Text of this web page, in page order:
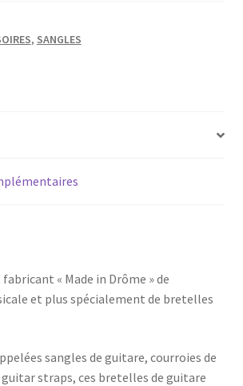
, SANGLES
« Made in Drôme » de
et plus spécialement de bretelles
sangles de guitare, courroies de
straps, ces bretelles de guitare